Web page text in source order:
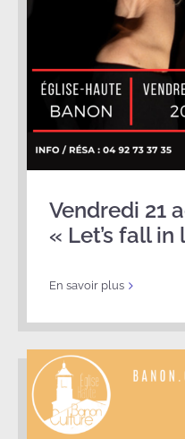
Vendredi 21
« Let’s fall in
En savoir plus